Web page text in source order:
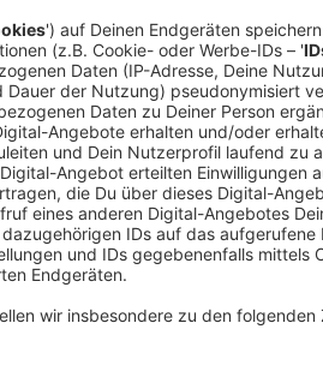
Bei vielen Gemeinden und Städten
wenn die Wertstoffhöfe zu haben?
Stadt Dülmen hat deshalb heute
Tagen vorübergehend zu öffnen.
geöffnet, an Gründonnerstag und
Es gelten strenge Regeln. Es dürfen
Hof stehen. Eine Sicherheitsfirma
kostenpflichtigen Abfälle wie
wird der Wertstoffhof temporär
• Freitag, 3. April, 14 bis 18 Uhr